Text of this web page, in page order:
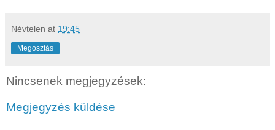
Névtelen at 19:45
Megosztás
Nincsenek megjegyzések:
Megjegyzés küldése